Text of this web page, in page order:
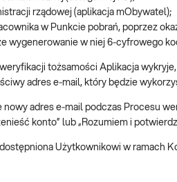
rządowej (aplikacja mObywatel);
w Punkcie pobrań, poprzez
wygenerowanie w niej 6‑cyfrowego
tożsamości Aplikacja
adres e‑mail, który będzie
adres e‑mail podczas Procesu
konto” lub „Rozumiem i
Użytkownikowi w ramach